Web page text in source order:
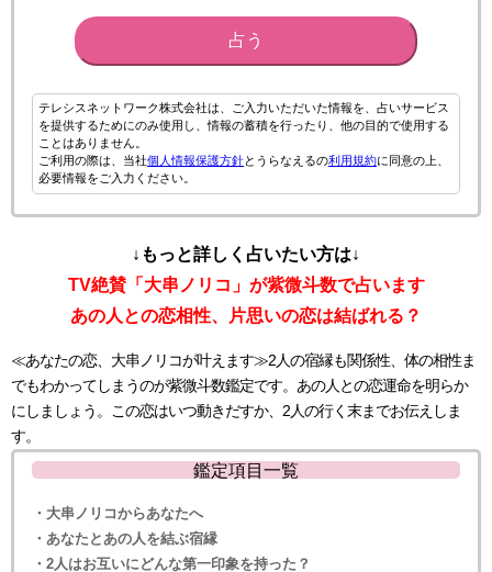
占う
テレシスネットワーク株式会社は、ご入力いただいた情報を、占いサービス
を提供するためにのみ使用し、情報の蓄積を行ったり、他の目的で使用する
ことはありません。
ご利用の際は、当社個人情報保護方針とうらなえるの利用規約に同意の上、
必要情報をご入力ください。
↓もっと詳しく占いたい方は↓
TV絶賛「大串ノリコ」が紫微斗数で占います
あの人との恋相性、片思いの恋は結ばれる？
≪あなたの恋、大串ノリコが叶えます≫2人の宿縁も関係性、体の相性ま
でもわかってしまうのが紫微斗数鑑定です。あの人との恋運命を明らか
にしましょう。この恋はいつ動きだすか、2人の行く末までお伝えしま
す。
鑑定項目一覧
・大串ノリコからあなたへ
・あなたとあの人を結ぶ宿縁
・2人はお互いにどんな第一印象を持った？